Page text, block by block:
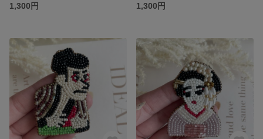
1,300円
1,300円